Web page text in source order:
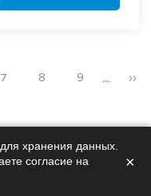
7 8 9 … ››
хранения данных.
согласие на
×